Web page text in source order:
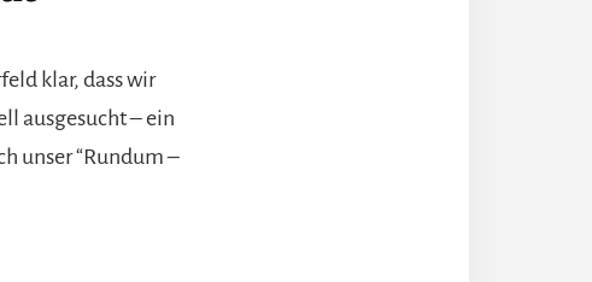
klar, dass wir
ausgesucht – ein
unser “Rundum –